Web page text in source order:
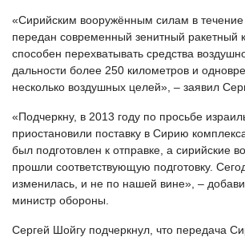
«Сирийским вооружённым силам в течение
передан современный зенитный ракетный
способен перехватывать средства
дальности более 250 километров и
несколько воздушных целей», – заявил
«Подчеркну, в 2013 году по просьбе
приостановили поставку в Сирию
был подготовлен к отправке, а сирийские
прошли соответствующую подготовку.
изменилась, и не по нашей вине», –
министр обороны.
Сергей Шойгу подчеркнул, что передача